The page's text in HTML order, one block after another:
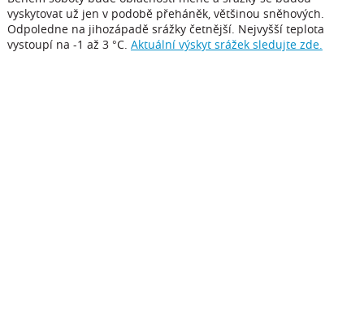
vyskytovat už jen v podobě přeháněk, většinou sněhových.
Odpoledne na jihozápadě srážky četnější. Nejvyšší teplota
vystoupí na -1 až 3 °C. Aktuální výskyt srážek sledujte zde.